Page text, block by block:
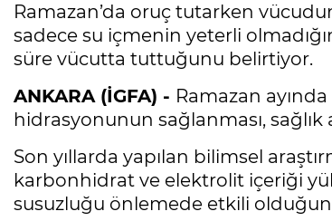
Ramazan’da oruç tutarken
sadece su içmenin yeterli
süre vücutta tuttuğunu belirtiyor.
ANKARA (İGFA) - Ramazan
hidrasyonunun sağlanması, sağlık
Son yıllarda yapılan bilimsel
karbonhidrat ve elektrolit içeriği
susuzluğu önlemede etkili